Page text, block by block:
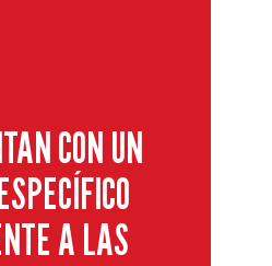
CON UN
A LAS